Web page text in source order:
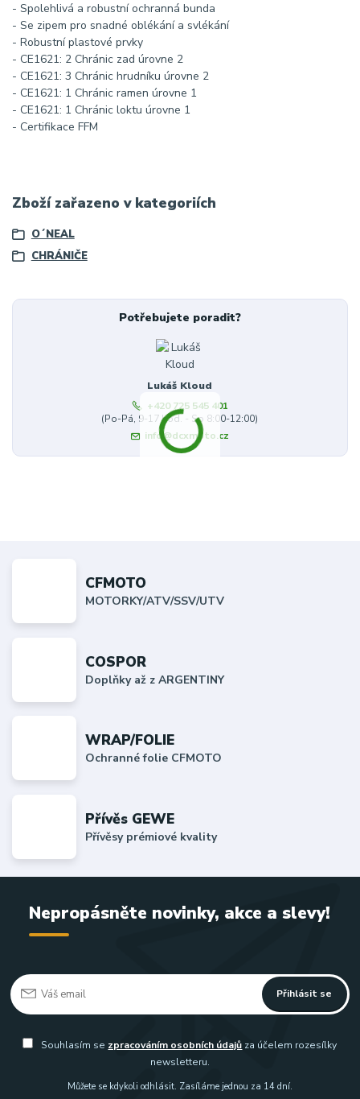
- Spolehlivá a robustní ochranná bunda
- Se zipem pro snadné oblékání a svlékání
- Robustní plastové prvky
- CE1621: 2 Chránic zad úrovne 2
- CE1621: 3 Chránic hrudníku úrovne 2
- CE1621: 1 Chránic ramen úrovne 1
- CE1621: 1 Chránic loktu úrovne 1
- Certifikace FFM
Zboží zařazeno v kategoriích
O´NEAL
CHRÁNIČE
Potřebujete poradit?
Lukáš Kloud
+420 725 545 401
(Po-Pá, 9-17 hod. - So 8:00-12:00)
info@dcxmoto.cz
CFMOTO
MOTORKY/ATV/SSV/UTV
COSPOR
Doplňky až z ARGENTINY
WRAP/FOLIE
Ochranné folie CFMOTO
Přívěs GEWE
Přívěsy prémiové kvality
Nepropásněte novinky, akce a slevy!
Přihlásit se
Souhlasím se zpracováním osobních údajů za účelem rozesílky
newsletteru.
Můžete se kdykoli odhlásit. Zasíláme jednou za 14 dní.